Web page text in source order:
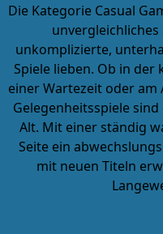
Die Kategorie Casual
unkomplizierte,
Spiele lieben. Ob in
einer Wartezeit oder am
Gelegenheitsspielesind
Alt. Mit einer ständig
Seite ein
mit neuen Titeln